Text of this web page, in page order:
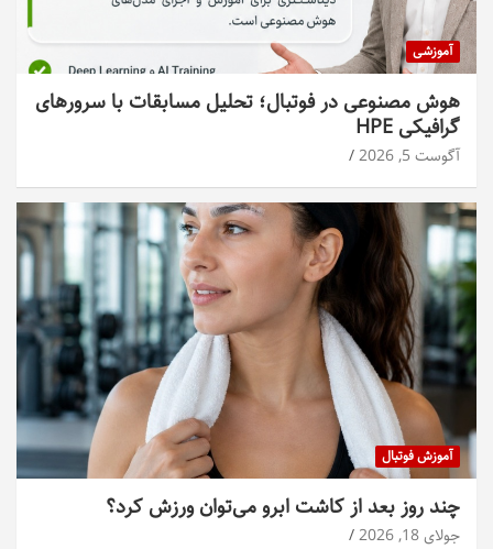
آموزشی
هوش مصنوعی در فوتبال؛ تحلیل مسابقات با سرورهای
گرافیکی HPE
آگوست 5, 2026
آموزش فوتبال
چند روز بعد از کاشت ابرو می‌توان ورزش کرد؟
جولای 18, 2026